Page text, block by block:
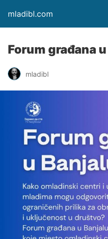
mladibl.com
Forum građana
mladibl